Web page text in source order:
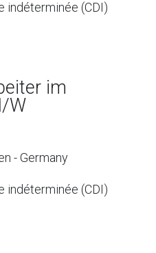
indéterminée (CDI)
im
W
- Germany
indéterminée (CDI)